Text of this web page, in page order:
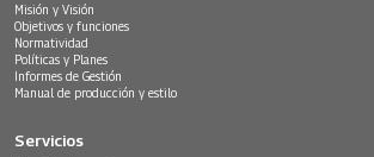
Misión y Visión
Objetivos y funciones
Normatividad
Políticas y Planes
Informes de Gestión
Manual de producción y estilo
Servicios